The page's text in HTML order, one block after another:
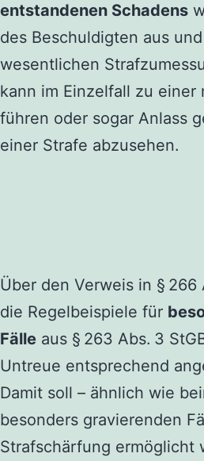
entstandenen Schadens
des Beschuldigten aus
wesentlichen
kann im Einzelfall zu einer
führen oder sogar Anlass
einer Strafe abzusehen.
Über den Verweis in § 266
die Regelbeispiele für
Fälle aus § 263 Abs. 3
Untreue entsprechend
Damit soll – ähnlich wie
besonders gravierenden
Strafschärfung ermöglicht